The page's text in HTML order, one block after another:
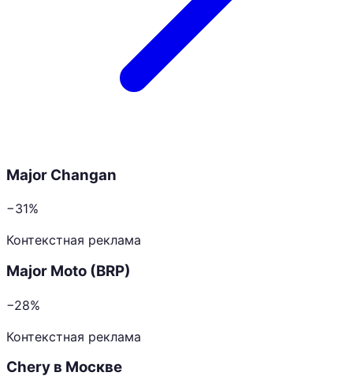
Major Changan
−31%
Контекстная реклама
Major Moto (BRP)
−28%
Контекстная реклама
Chery в Москве